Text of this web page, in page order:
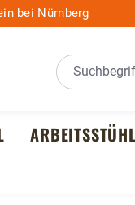
bei Nürnberg